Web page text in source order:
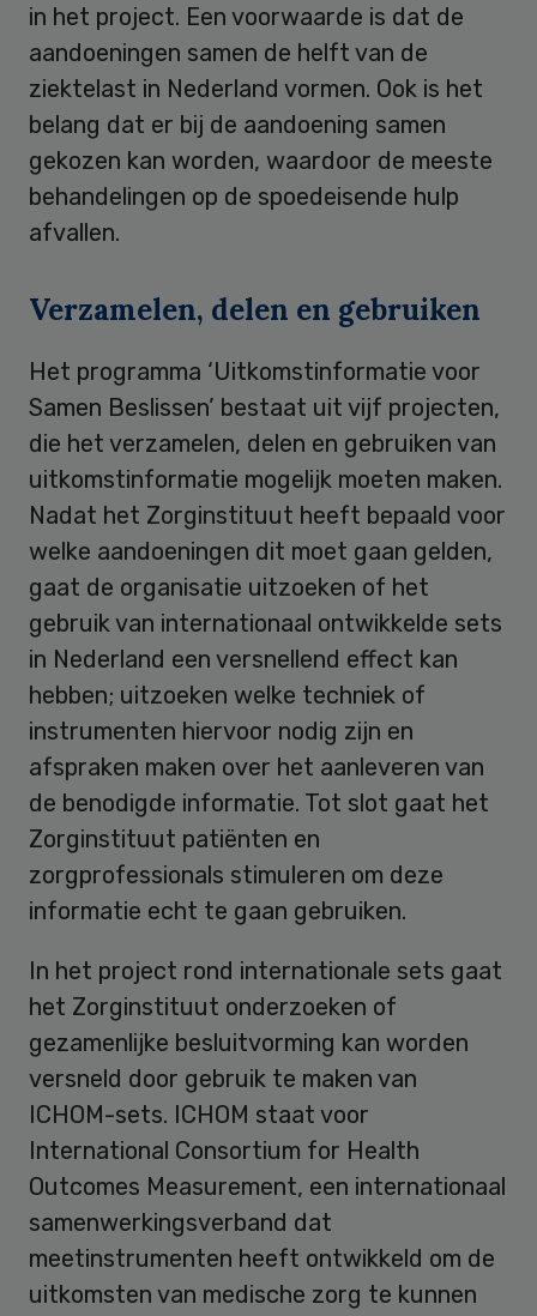
in het project. Een voorwaarde is dat de
aandoeningen samen de helft van de
ziektelast in Nederland vormen. Ook is het
belang dat er bij de aandoening samen
gekozen kan worden, waardoor de meeste
behandelingen op de spoedeisende hulp
afvallen.
Verzamelen, delen en gebruiken
Het programma ‘Uitkomstinformatie voor
Samen Beslissen’ bestaat uit vijf projecten,
die het verzamelen, delen en gebruiken van
uitkomstinformatie mogelijk moeten maken.
Nadat het Zorginstituut heeft bepaald voor
welke aandoeningen dit moet gaan gelden,
gaat de organisatie uitzoeken of het
gebruik van internationaal ontwikkelde sets
in Nederland een versnellend effect kan
hebben; uitzoeken welke techniek of
instrumenten hiervoor nodig zijn en
afspraken maken over het aanleveren van
de benodigde informatie. Tot slot gaat het
Zorginstituut patiënten en
zorgprofessionals stimuleren om deze
informatie echt te gaan gebruiken.
In het project rond internationale sets gaat
het Zorginstituut onderzoeken of
gezamenlijke besluitvorming kan worden
versneld door gebruik te maken van
ICHOM-sets. ICHOM staat voor
International Consortium for Health
Outcomes Measurement, een internationaal
samenwerkingsverband dat
meetinstrumenten heeft ontwikkeld om de
uitkomsten van medische zorg te kunnen